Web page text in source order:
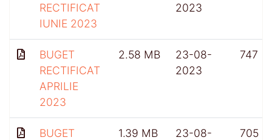
RECTIFICAT
IUNIE 2023
2023
BUGET
RECTIFICAT
APRILIE
2023
2.58 MB
23-08-
2023
747
BUGET
1.39 MB
23-08-
705